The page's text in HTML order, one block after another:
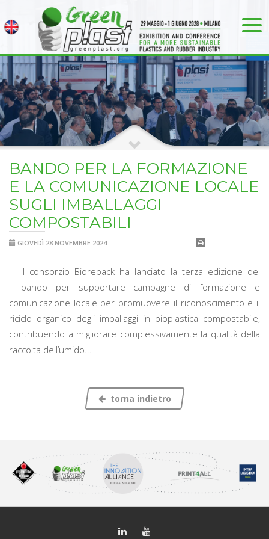
BANDO PER LA FORMAZIONE
E LA COMUNICAZIONE LOCALE
SUGLI IMBALLAGGI
COMPOSTABILI
GIOVEDÌ 28 NOVEMBRE 2024
Il consorzio Biorepack ha lanciato la terza edizione del
bando per supportare campagne di formazione e
comunicazione locale per promuovere il riconoscimento e il
riciclo organico degli imballaggi in bioplastica compostabile,
contribuendo a migliorare complessivamente la qualità della
raccolta dell’umido...
torna indietro